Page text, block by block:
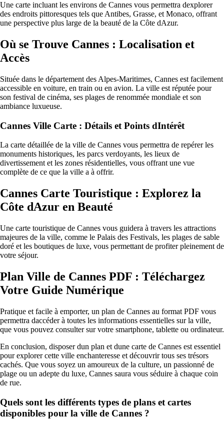
Une carte incluant les environs de Cannes vous permettra dexplorer
des endroits pittoresques tels que Antibes, Grasse, et Monaco, offrant
une perspective plus large de la beauté de la Côte dAzur.
Où se Trouve Cannes : Localisation et
Accès
Située dans le département des Alpes-Maritimes, Cannes est facilement
accessible en voiture, en train ou en avion. La ville est réputée pour
son festival de cinéma, ses plages de renommée mondiale et son
ambiance luxueuse.
Cannes Ville Carte : Détails et Points dIntérêt
La carte détaillée de la ville de Cannes vous permettra de repérer les
monuments historiques, les parcs verdoyants, les lieux de
divertissement et les zones résidentielles, vous offrant une vue
complète de ce que la ville a à offrir.
Cannes Carte Touristique : Explorez la
Côte dAzur en Beauté
Une carte touristique de Cannes vous guidera à travers les attractions
majeures de la ville, comme le Palais des Festivals, les plages de sable
doré et les boutiques de luxe, vous permettant de profiter pleinement de
votre séjour.
Plan Ville de Cannes PDF : Téléchargez
Votre Guide Numérique
Pratique et facile à emporter, un plan de Cannes au format PDF vous
permettra daccéder à toutes les informations essentielles sur la ville,
que vous pouvez consulter sur votre smartphone, tablette ou ordinateur.
En conclusion, disposer dun plan et dune carte de Cannes est essentiel
pour explorer cette ville enchanteresse et découvrir tous ses trésors
cachés. Que vous soyez un amoureux de la culture, un passionné de
plage ou un adepte du luxe, Cannes saura vous séduire à chaque coin
de rue.
Quels sont les différents types de plans et cartes
disponibles pour la ville de Cannes ?